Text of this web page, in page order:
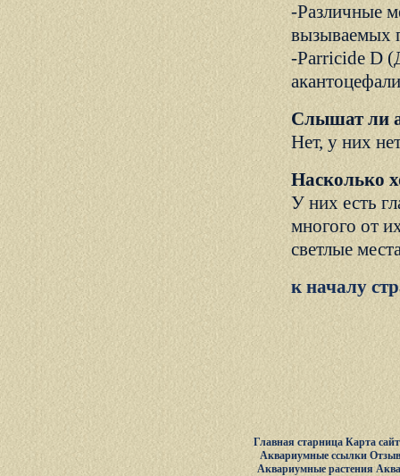
-Различные
вызываемых
-Parricide D
Слышат ли
Нет, у них
Насколько
У них есть
многого от
светлые
к началу
Главная старница Карта
Аквариумные ссылки
Аквариумные растения